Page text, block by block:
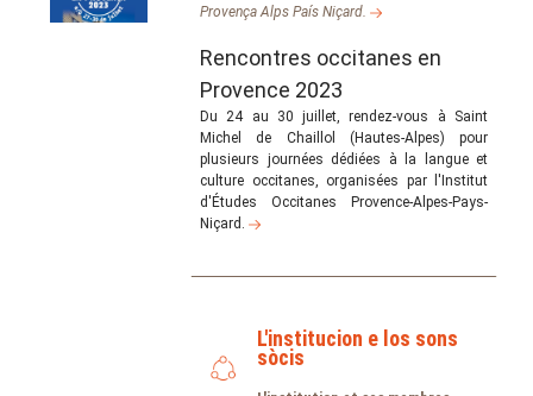
Provença Alps País Niçard.
Rencontres occitanes en
Provence 2023
Du 24 au 30 juillet, rendez-vous à Saint
Michel de Chaillol (Hautes-Alpes) pour
plusieurs journées dédiées à la langue et
culture occitanes, organisées par l'Institut
d'Études Occitanes Provence-Alpes-Pays-
Niçard.
L'institucion e los sons
sòcis